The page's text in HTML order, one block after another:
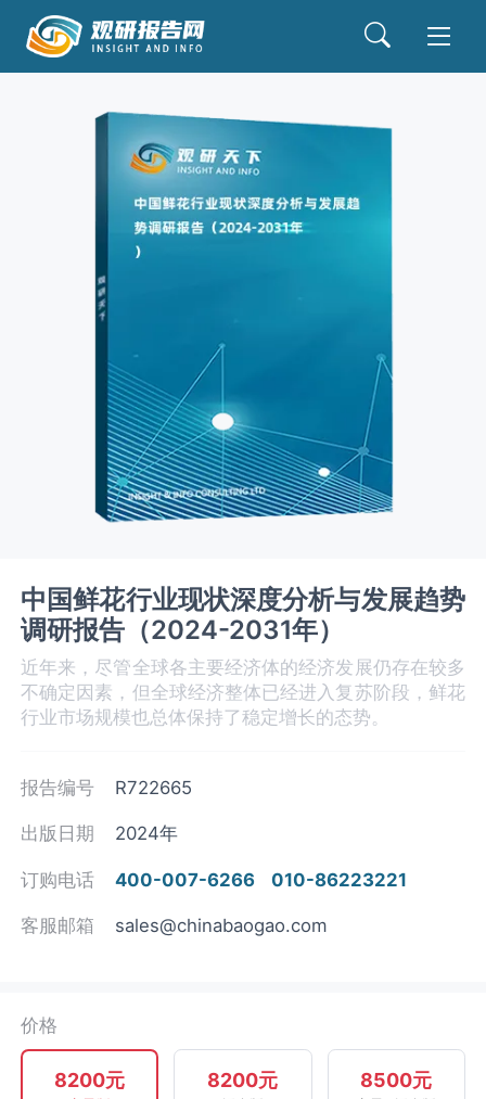
中国鲜花行业现状深度分析与发展趋势
调研报告（2024-2031年）
近年来，尽管全球各主要经济体的经济发展仍存在较多
不确定因素，但全球经济整体已经进入复苏阶段，鲜花
行业市场规模也总体保持了稳定增长的态势。
报告编号 R722665
出版日期 2024年
订购电话 400-007-6266 010-86223221
客服邮箱 sales@chinabaogao.com
价格
8200元 8200元 8500元